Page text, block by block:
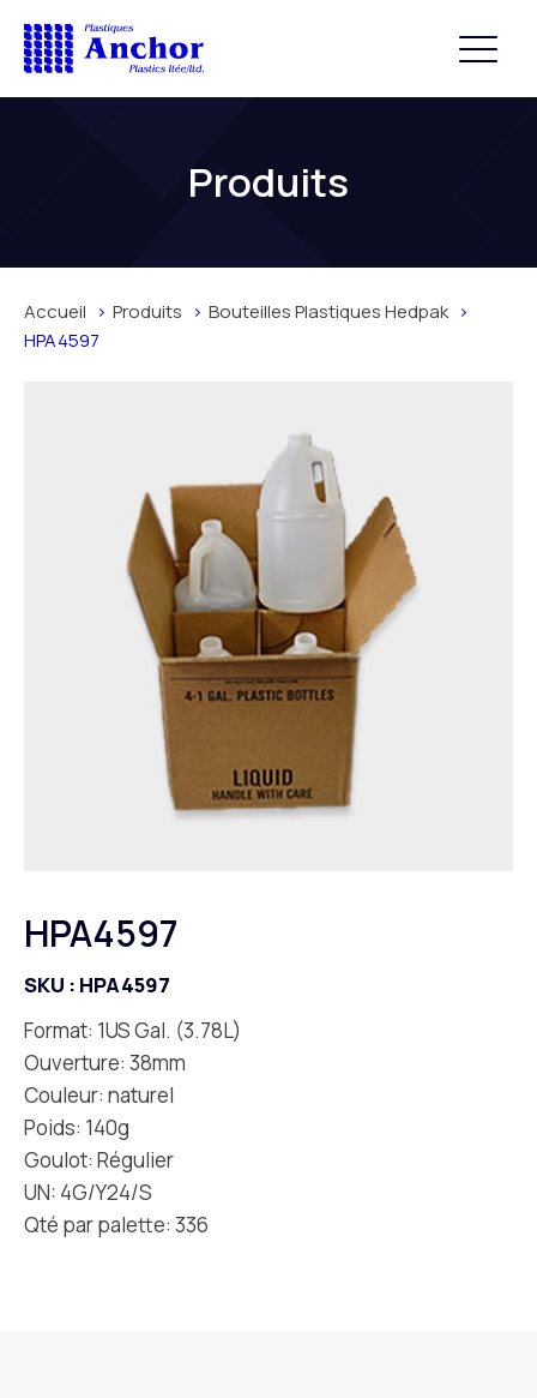
Produits
Accueil Produits
Bouteilles Plastiques Hedpak
HPA4597
HPA4597
SKU : HPA4597
Format: 1US Gal. (3.78L)
Ouverture: 38mm
Couleur: naturel
Poids: 140g
Goulot: Régulier
UN: 4G/Y24/S
Qté par palette: 336